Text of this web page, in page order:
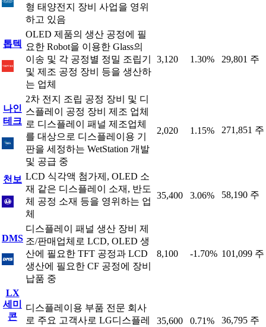
형 태양전지 장비 사업을 영위
하고 있음
톱텍
OLED 제품의 생산 공정에 필
요한 Robot을 이용한 Glass의
이송 및 각 공정별 정밀 조립기
및 제조 공정 장비 등을 생산하
는 업체
3,120 1.30% 29,801 주
나인
테크
2차 전지 조립 공정 장비 및 디
스플레이 공정 장비 제조 업체
로 디스플레이 패널 제조업체
를 대상으로 디스플레이용 기
판을 세정하는 WetStation 개발
및 공급 중
2,020 1.15% 271,851 주
천보 LCD 식각액 첨가제, OLED 소
재 같은 디스플레이 소재, 반도
체 공정 소재 등을 영위하는 업
체
35,400 3.06% 58,190 주
DMS
디스플레이 패널 생산 장비 제
조/판매업체로 LCD, OLED 생
산에 필요한 TFT 공정과 LCD
생산에 필요한 CF 공정에 장비
납품 중
8,100 -1.70% 101,099 주
LX
세미
콘
디스플레이용 부품 전문 회사
로 주요 고객사로 LG디스플레
35,600 0.71% 36,795 주